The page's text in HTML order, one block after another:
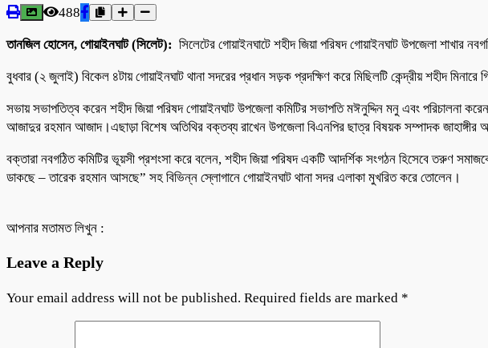
488
তানজিল হোসেন, গোয়াইনঘাট (সিলেট): সিলেটের গোয়াইনঘাটে শহীদ জিয়া পরিষদ গোয়াইনঘাট উপজেলা শাখার
বুধবার (২ জুলাই) বিকেল ৪টায় গোয়াইনঘাট থানা সদরের প্রধান সড়ক প্রদক্ষিণ করে মিছিলটি কেন্দ্রীয় শহীদ মিনারে
সভায় সভাপতিত্ব করেন শহীদ জিয়া পরিষদ গোয়াইনঘাট উপজেলা কমিটির সভাপতি মঈনুদ্দিন মনু এবং পরিচালনা
আজাদুর রহমান আজাদ।এছাড়া বিশেষ অতিথির বক্তব্য রাখেন উপজেলা বিএনপির ছাত্র বিষয়ক সম্পাদক জাহাঙ্গীর
বক্তারা নবগঠিত কমিটির ভূয়সী প্রশংসা করে বলেন, শহীদ জিয়া পরিষদ একটি আদর্শিক সংগঠন হিসেবে তরুণ
ডাকছে – তারেক রহমান আসছে” সহ বিভিন্ন স্লোগানে গোয়াইনঘাট থানা সদর এলাকা মুখরিত করে তোলেন।
আপনার মতামত লিখুন :
Leave a Reply
Your email address will not be published. Required fields are marked *